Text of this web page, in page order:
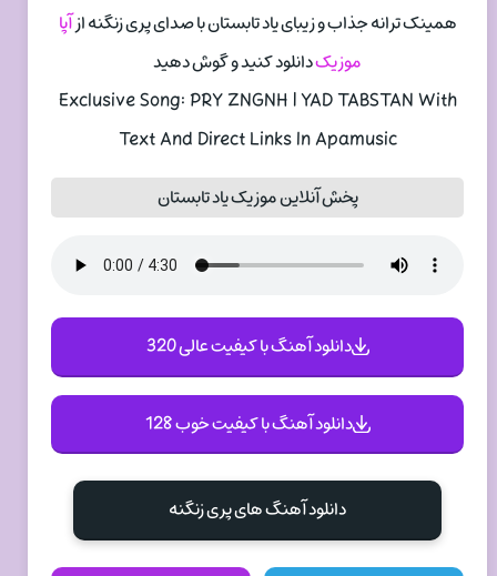
همینک ترانه جذاب و زیبای یاد تابستان با صدای پری زنگنه ازآپا
موزیکدانلود کنید و گوش دهید
Exclusive Song: PRY ZNGNH | YAD TABSTAN With
Text And Direct Links In Apamusic
پخش آنلاین موزیک یاد تابستان
دانلود آهنگ با کیفیت عالی 320
دانلود آهنگ با کیفیت خوب 128
دانلود آهنگ های پری زنگنه